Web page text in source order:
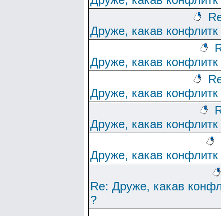
Друже, какав конфлитк
Друже, какав конфлитк
Друже, какав конфлитк
Друже, какав конфлитк
Друже, какав конфлитк
Re: Друже, какав
?